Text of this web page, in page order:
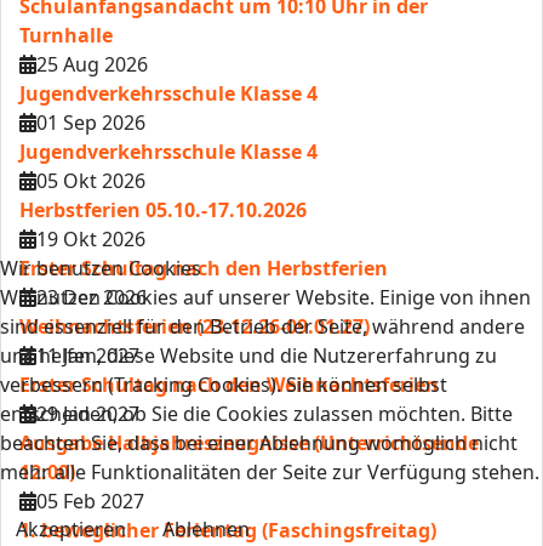
Schulanfangsandacht um 10:10 Uhr in der
Turnhalle
25 Aug 2026
Jugendverkehrsschule Klasse 4
01 Sep 2026
Jugendverkehrsschule Klasse 4
05 Okt 2026
Herbstferien 05.10.-17.10.2026
19 Okt 2026
Erster Schultag nach den Herbstferien
23 Dez 2026
Weihnachtsferien (23.12.26-09.01.27)
11 Jan 2027
Erster Schultag nach den Weihnachtsferien
29 Jan 2027
Ausgabe Halbjahreszeugnisse (Unterrichtsende
12:00)
05 Feb 2027
1. beweglicher Ferientag (Faschingsfreitag)
Wir benutzen Cookies
Wir nutzen Cookies auf unserer Website. Einige von ihnen
sind essenziell für den Betrieb der Seite, während andere
uns helfen, diese Website und die Nutzererfahrung zu
verbessern (Tracking Cookies). Sie können selbst
entscheiden, ob Sie die Cookies zulassen möchten. Bitte
beachten Sie, dass bei einer Ablehnung womöglich nicht
mehr alle Funktionalitäten der Seite zur Verfügung stehen.
Akzeptieren
Ablehnen